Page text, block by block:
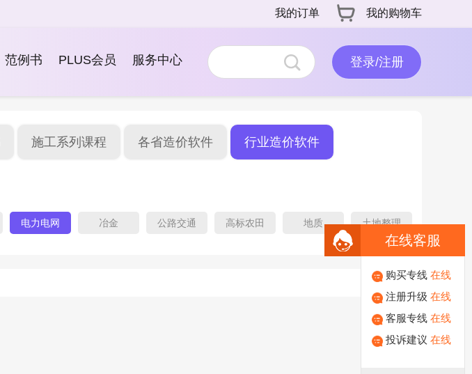
我的订单 我的购物车
范例书 PLUS会员 服务中心 登录/注册
施工系列课程 各省造价软件 行业造价软件
电力电网 冶金 公路交通 高标农田 地质 土地整理
在线客服
购买专线 在线
注册升级 在线
客服专线 在线
投诉建议 在线